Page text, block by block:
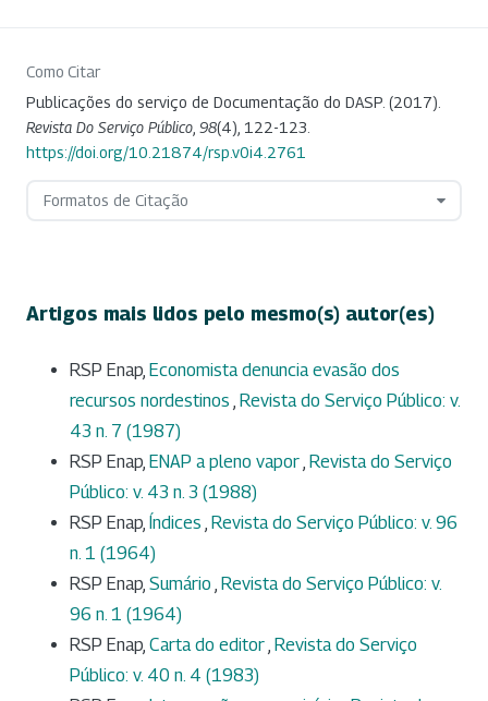
Como Citar
Publicações do serviço de Documentação do DASP. (2017).
Revista Do Serviço Público 98(4), 122-123.
https://doi.org/10.21874/rsp.v0i4.2761
Formatos de Citação
Artigos mais lidos pelo mesmo(s) autor(es)
RSP Enap, Economista denuncia evasão dos
recursos nordestinos , Revista do Serviço Público: v.
43 n. 7 (1987)
RSP Enap, ENAP a pleno vapor, Revista do Serviço
Público: v. 43 n. 3 (1988)
RSP Enap, Índices , Revista do Serviço Público: v. 96
n. 1 (1964)
RSP Enap, Sumário , Revista do Serviço Público: v.
96 n. 1 (1964)
RSP Enap, Carta do editor, Revista do Serviço
Público: v. 40 n. 4 (1983)